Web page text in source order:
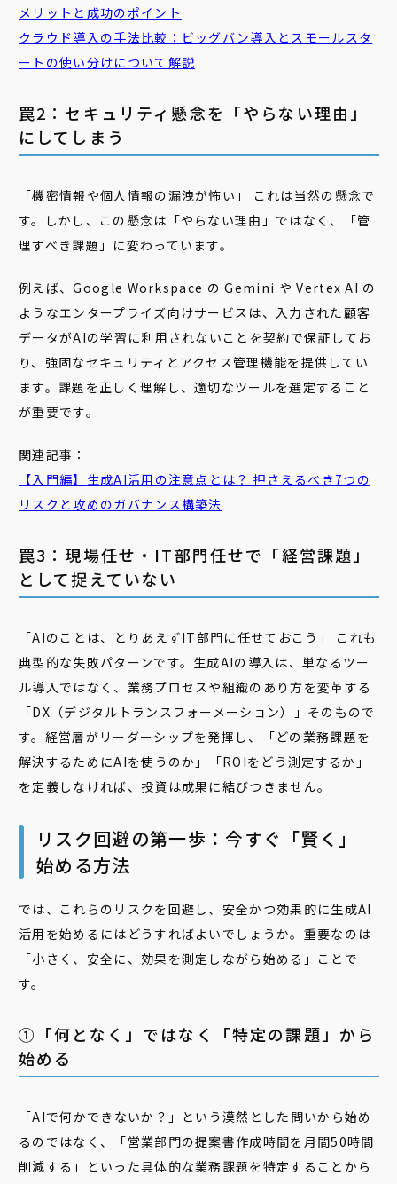
メリットと成功のポイント
クラウド導入の手法比較：ビッグバン導入と スモールスタ
ート の使い分けについて解説
罠2：セキュリティ懸念を「やらない理由」
にしてしまう
「機密情報や個人情報の漏洩が怖い」 これは当然の懸念で
す。しかし、この懸念は「やらない理由」ではなく、「管
理すべき課題」に変わっています。
例えば、Google Workspace の Gemini や Vertex AI の
ようなエンタープライズ向けサービスは、入力された顧客
データがAIの学習に利用されないことを契約で保証してお
り、強固なセキュリティとアクセス管理機能を提供してい
ます。課題を正しく理解し、適切なツールを選定すること
が重要です。
関連記事：
【入門編】 生成AI活用の注意点とは？ 押さえるべき7つの
リスク と攻めのガバナンス構築法
罠3：現場任せ・IT部門任せで「経営課題」
として捉えていない
「AIのことは、とりあえずIT部門に任せておこう」 これも
典型的な失敗パターンです。生成AIの導入は、単なるツー
ル導入ではなく、業務プロセスや組織のあり方を変革する
「DX（デジタルトランスフォーメーション）」そのもので
す。経営層がリーダーシップを発揮し、「どの業務課題を
解決するためにAIを使うのか」「ROIをどう測定するか」
を定義しなければ、投資は成果に結びつきません。
リスク回避の第一歩：今すぐ「賢く」
始める方法
では、これらのリスクを回避し、安全かつ効果的に生成AI
活用を始めるにはどうすればよいでしょうか。重要なのは
「小さく、安全に、効果を測定しながら始める」ことで
す。
①「何となく」ではなく「特定の課題」から
始める
「AIで何かできないか？」という漠然とした問いから始め
るのではなく、「営業部門の提案書作成時間を月間50時間
削減する」といった具体的な業務課題を特定することから